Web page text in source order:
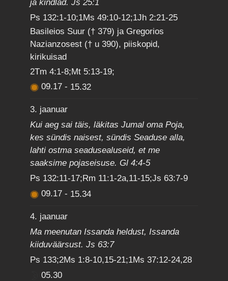
ja kindlad. Js 25:1
Ps 132:1-10;1Ms 49:10-12;1Jh 2:21-25
Basileios Suur († 379) ja Gregorios
Nazianzosest († u 390), piiskopid,
kirikuisad
2Tm 4:1-8;Mt 5:13-19;
09.17- 15.32
3. jaanuar
Kui aeg sai täis, läkitas Jumal oma Poja,
kes sündis naisest, sündis Seaduse alla,
lahti ostma seadusealuseid, et me
saaksime pojaseisuse. Gl 4:4-5
Ps 132:11-17;Rm 11:1-2a,11-15;Js 63:7-9
09.17- 15.34
4. jaanuar
Ma meenutan Issanda heldust, Issanda
kiiduväärsust. Js 63:7
Ps 133;2Ms 1:8-10,15-21;1Ms 37:12-24,28
05.30